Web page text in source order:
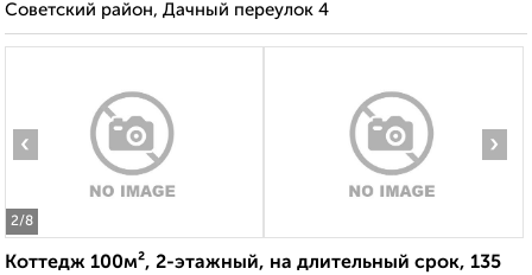
Советский район, Дачный переулок 4
2/8
‹ ›
Коттедж 100м², 2-этажный, на длительный срок, 135